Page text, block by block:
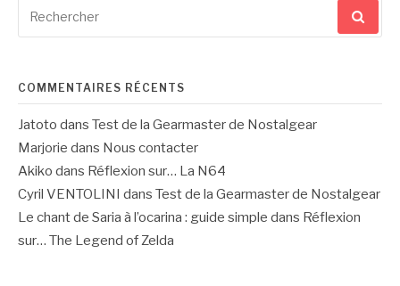
pour
COMMENTAIRES RÉCENTS
Jatoto dans Test de la Gearmaster de Nostalgear
Marjorie dans Nous contacter
Akiko dans Réflexion sur… La N64
Cyril VENTOLINI
dans Test de la Gearmaster de Nostalgear
Le chant de Saria à l’ocarina : guide simple dans Réflexion
sur… The Legend of Zelda